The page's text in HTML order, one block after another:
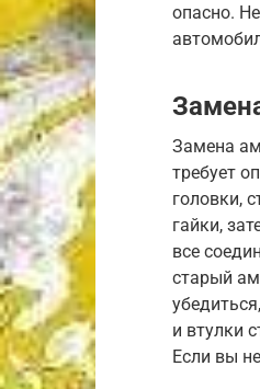
опасно.
Замена
требует
головки,
гайки,
все
старый
и втулки
Если вы